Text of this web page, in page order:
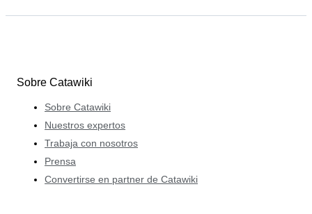
Sobre Catawiki
Sobre Catawiki
Nuestros expertos
Trabaja con nosotros
Prensa
Convertirse en partner de Catawiki